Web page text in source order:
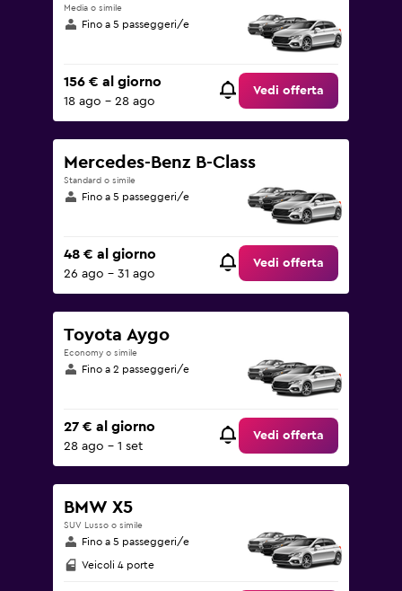
Media o simile
Fino a 5 passeggeri/e
156 € al giorno
18 ago - 28 ago
Vedi offerta
Mercedes-Benz B-Class
Standard o simile
Fino a 5 passeggeri/e
48 € al giorno
26 ago - 31 ago
Vedi offerta
Toyota Aygo
Economy o simile
Fino a 2 passeggeri/e
27 € al giorno
28 ago - 1 set
Vedi offerta
BMW X5
SUV Lusso o simile
Fino a 5 passeggeri/e
Veicoli 4 porte